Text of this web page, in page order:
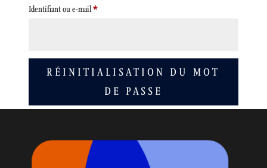
Identifiant ou e-mail*Obligatoire
RÉINITIALISATION DU MOT
DE PASSE